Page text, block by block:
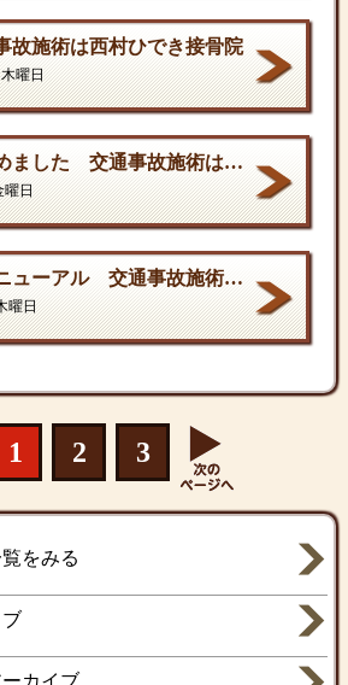
施術は西村ひでき接骨院
曜日
骨盤矯正始めました 交通事故施術は西村ひでき接骨院
曜日
待合プチリニューアル 交通事故施術は西村ひでき接骨院
曜日
1 2 3
をみる
カイブ